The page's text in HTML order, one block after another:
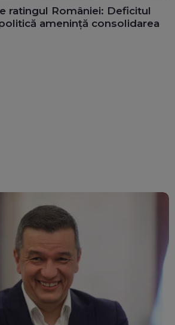
ratingul României: Deficitul
amenință consolidarea